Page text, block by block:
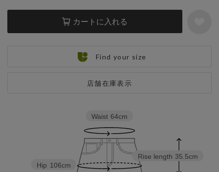
カートに入れる
店舗在庫表示
Find your size
Rise length 35.5cm
Hip 106cm
Waist 64cm